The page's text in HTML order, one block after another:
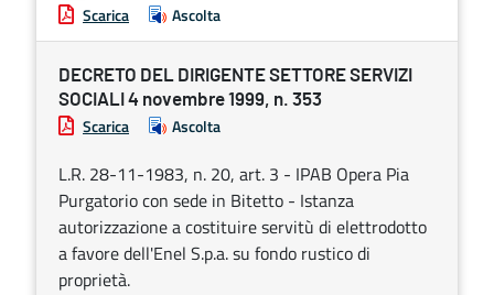
Scarica Ascolta
DECRETO DEL DIRIGENTE SETTORE SERVIZI
SOCIALI 4 novembre 1999, n. 353
Scarica Ascolta
L.R. 28-11-1983, n. 20, art. 3 - IPAB Opera Pia
Purgatorio con sede in Bitetto - Istanza
autorizzazione a costituire servitù di elettrodotto
a favore dell'Enel S.p.a. su fondo rustico di
proprietà.